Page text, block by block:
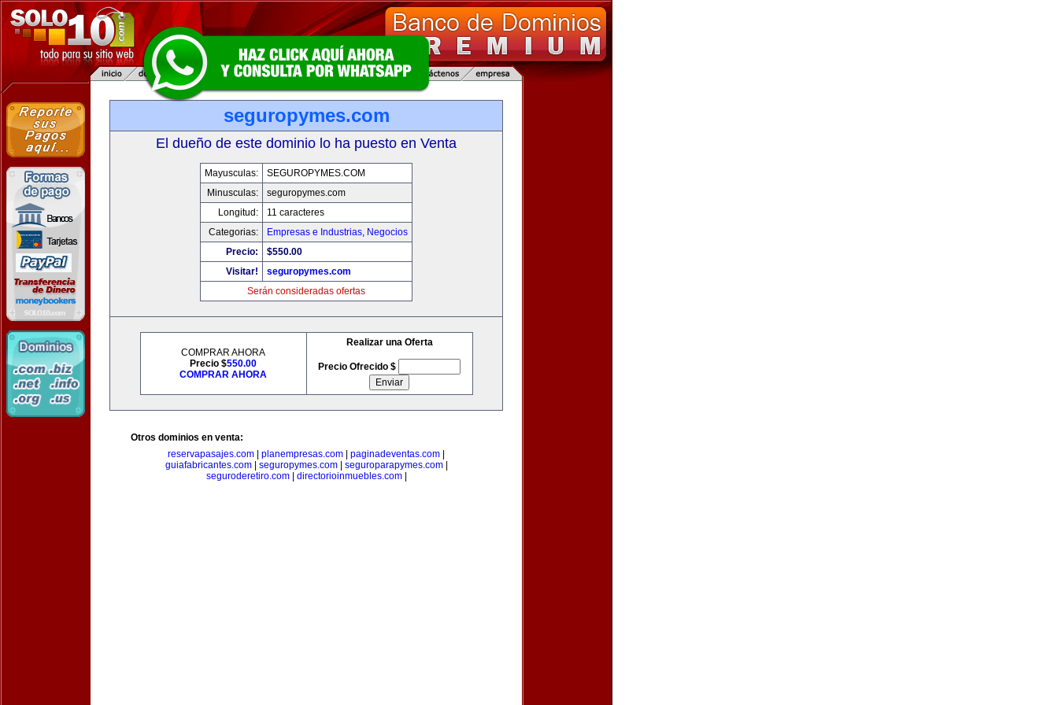
seguropymes.com
El dueño de este dominio lo ha puesto en Venta
Mayusculas:
SEGUROPYMES.COM
Minusculas:
seguropymes.com
Longitud:
11 caracteres
Categorias:
Empresas e Industrias, Negocios
Precio:
$550.00
Visitar!
seguropymes.com
Serán consideradas ofertas
COMPRAR AHORA
Precio $550.00
COMPRAR AHORA
Realizar una Oferta
Precio Ofrecido $
Otros dominios en venta:
reservapasajes.com
planempresas.com paginadeventas.com
guiafabricantes.com| seguropymes.com| seguroparapymes.com|
seguroderetiro.com| directorioinmuebles.com|